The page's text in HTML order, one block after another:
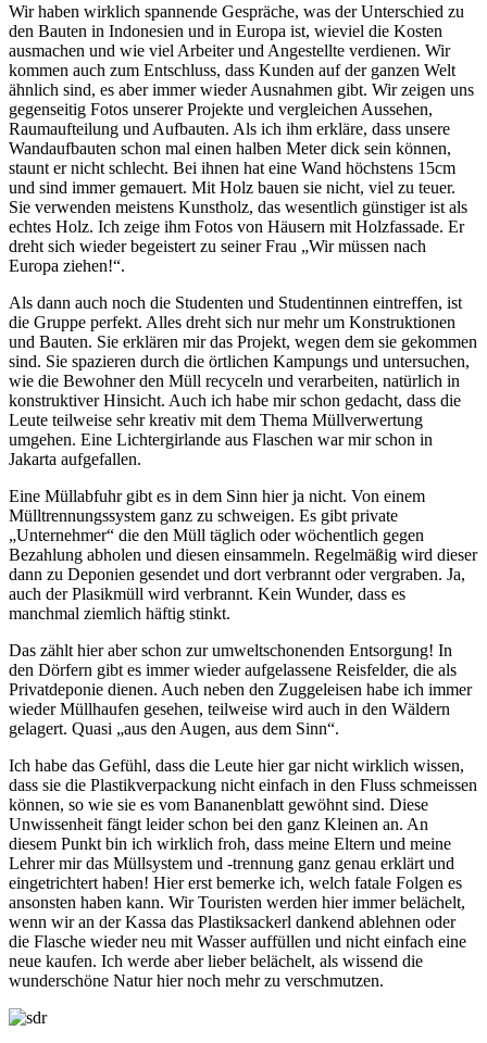
Wir haben wirklich spannende Gespräche, was der Unterschied zu
den Bauten in Indonesien und in Europa ist, wieviel die Kosten
ausmachen und wie viel Arbeiter und Angestellte verdienen. Wir
kommen auch zum Entschluss, dass Kunden auf der ganzen Welt
ähnlich sind, es aber immer wieder Ausnahmen gibt. Wir zeigen uns
gegenseitig Fotos unserer Projekte und vergleichen Aussehen,
Raumaufteilung und Aufbauten. Als ich ihm erkläre, dass unsere
Wandaufbauten schon mal einen halben Meter dick sein können,
staunt er nicht schlecht. Bei ihnen hat eine Wand höchstens 15cm
und sind immer gemauert. Mit Holz bauen sie nicht, viel zu teuer.
Sie verwenden meistens Kunstholz, das wesentlich günstiger ist als
echtes Holz. Ich zeige ihm Fotos von Häusern mit Holzfassade. Er
dreht sich wieder begeistert zu seiner Frau „Wir müssen nach
Europa ziehen!“.
Als dann auch noch die Studenten und Studentinnen eintreffen, ist
die Gruppe perfekt. Alles dreht sich nur mehr um Konstruktionen
und Bauten. Sie erklären mir das Projekt, wegen dem sie gekommen
sind. Sie spazieren durch die örtlichen Kampungs und untersuchen,
wie die Bewohner den Müll recyceln und verarbeiten, natürlich in
konstruktiver Hinsicht. Auch ich habe mir schon gedacht, dass die
Leute teilweise sehr kreativ mit dem Thema Müllverwertung
umgehen. Eine Lichtergirlande aus Flaschen war mir schon in
Jakarta aufgefallen.
Eine Müllabfuhr gibt es in dem Sinn hier ja nicht. Von einem
Mülltrennungssystem ganz zu schweigen. Es gibt private
„Unternehmer“ die den Müll täglich oder wöchentlich gegen
Bezahlung abholen und diesen einsammeln. Regelmäßig wird dieser
dann zu Deponien gesendet und dort verbrannt oder vergraben. Ja,
auch der Plasikmüll wird verbrannt. Kein Wunder, dass es
manchmal ziemlich häftig stinkt.
Das zählt hier aber schon zur umweltschonenden Entsorgung! In
den Dörfern gibt es immer wieder aufgelassene Reisfelder, die als
Privatdeponie dienen. Auch neben den Zuggeleisen habe ich immer
wieder Müllhaufen gesehen, teilweise wird auch in den Wäldern
gelagert. Quasi „aus den Augen, aus dem Sinn“.
Ich habe das Gefühl, dass die Leute hier gar nicht wirklich wissen,
dass sie die Plastikverpackung nicht einfach in den Fluss schmeissen
können, so wie sie es vom Bananenblatt gewöhnt sind. Diese
Unwissenheit fängt leider schon bei den ganz Kleinen an. An
diesem Punkt bin ich wirklich froh, dass meine Eltern und meine
Lehrer mir das Müllsystem und -trennung ganz genau erklärt und
eingetrichtert haben! Hier erst bemerke ich, welch fatale Folgen es
ansonsten haben kann. Wir Touristen werden hier immer belächelt,
wenn wir an der Kassa das Plastiksackerl dankend ablehnen oder
die Flasche wieder neu mit Wasser auffüllen und nicht einfach eine
neue kaufen. Ich werde aber lieber belächelt, als wissend die
wunderschöne Natur hier noch mehr zu verschmutzen.